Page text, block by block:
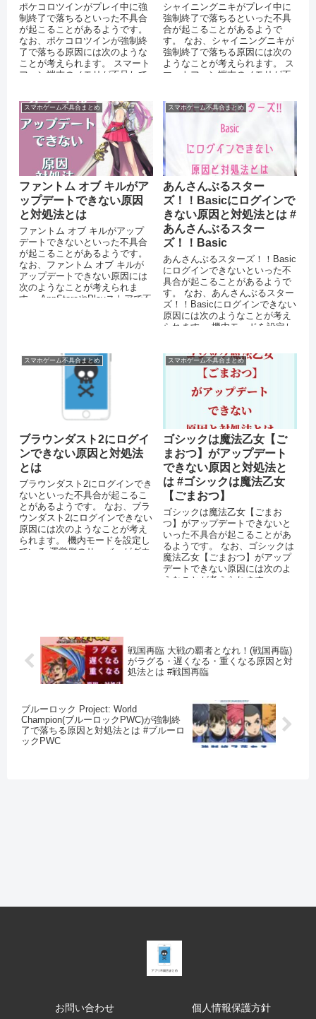
ポケコロツインがプレイ中に強
制終了で落ちるといった不具合
が起こることがあるようです。
なお、ポケコロツインが強制終
了で落ちる原因には次のような
ことが考えられます。 スマート
フォン端末のメモリが不足して
シャイニングニキがプレイ中に
強制終了で落ちるといった不具
合が起こることがあるようで
す。 なお、シャイニングニキが
強制終了で落ちる原因には次の
ようなことが考えられます。 ス
マートフォン端末のメモリが不
スマホゲーム不具合まとめ
ファントム オブ キルがア
ップデートできない原因
と対処法とは
ファントム オブ キルがアップ
デートできないといった不具合
が起こることがあるようです。
なお、ファントム オブ キルが
アップデートできない原因には
次のようなことが考えられま
す。 AppStoreやPlayストアで不
スマホゲーム不具合まとめ
あんさんぶるスター
ズ！！Basicにログインで
きない原因と対処法とは #
あんさんぶるスター
ズ！！Basic
あんさんぶるスターズ！！Basic
にログインできないといった不
具合が起こることがあるようで
す。 なお、あんさんぶるスター
ズ！！Basicにログインできない
原因には次のようなことが考え
られます。 機内モードを設定し
スマホゲーム不具合まとめ
ブラウンダスト2にログイ
ンできない原因と対処法
とは
ブラウンダスト2にログインでき
ないといった不具合が起こるこ
とがあるようです。 なお、ブラ
ウンダスト2にログインできない
原因には次のようなことが考え
られます。 機内モードを設定し
ている 運営側のサーバーがダウ
スマホゲーム不具合まとめ
ゴシックは魔法乙女【ご
まおつ】がアップデート
できない原因と対処法と
は #ゴシックは魔法乙女
【ごまおつ】
ゴシックは魔法乙女【ごまお
つ】がアップデートできないと
いった不具合が起こることがあ
るようです。 なお、ゴシックは
魔法乙女【ごまおつ】がアップ
デートできない原因には次のよ
うなことが考えられます。
戦国再臨 大戦の覇者となれ！(戦国再臨)
がラグる・遅くなる・重くなる原因と対
処法とは #戦国再臨
ブルーロック Project: World
Champion(ブルーロックPWC)が強制終
了で落ちる原因と対処法とは #ブルーロ
ックPWC
お問い合わせ 個人情報保護方針